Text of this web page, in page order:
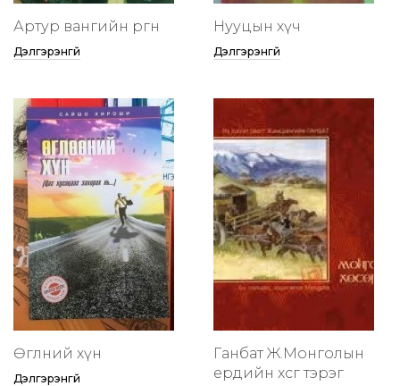
Артур вангийн өргөөнөө
Дэлгэрэнгүй
Нууцын хүч
Дэлгэрэнгүй
Өглөөний хүн
Дэлгэрэнгүй
Ганбат Ж.Монголын
ердийн хөсөг тэрэг